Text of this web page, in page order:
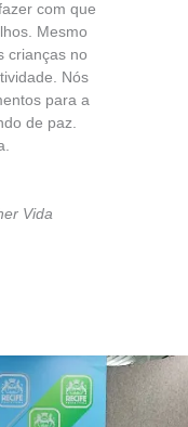
com que
Mesmo
crianças no
Nós
para a
de paz.
Vida